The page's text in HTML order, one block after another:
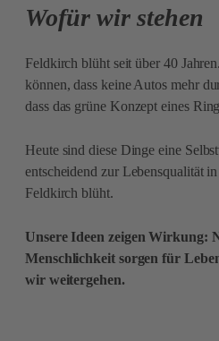
Wofür wir stehen
Feldkirch blüht seit über 40
können, dass keine Autos mehr
dass das grüne Konzept eines
Heute sind diese Dinge eine
entscheidend zur Lebensqualität
Feldkirch blüht.
Unsere Ideen zeigen Wirkung:
Menschlichkeit sorgen für
wir weitergehen.